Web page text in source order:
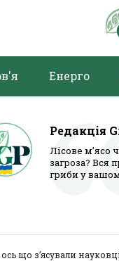
Енерго
Редакція
Лісове м’ясо
загроза? Вся
гриби у
що з’ясували науковці